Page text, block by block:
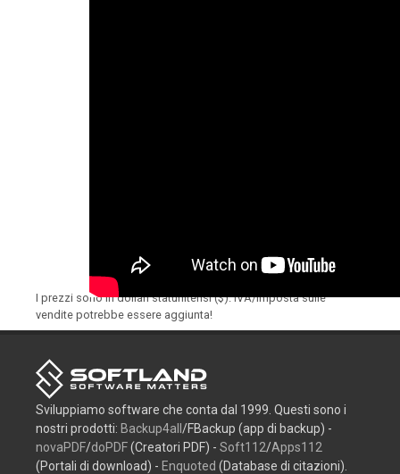
I prezzi sono in dollari statunitensi ($). IVA/imposta sulle
vendite potrebbe essere aggiunta!
Sviluppiamo software che conta dal 1999. Questi sono i
nostri prodotti: Backup4all /FBackup (app di backup) -
novaPDF/doPDF(Creatori PDF) - Soft112/Apps112
(Portali di download) - Enquoted (Database di citazioni).